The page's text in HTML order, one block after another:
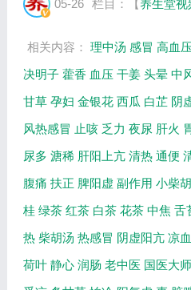
05-26 栏目：【养生堂视
相关内容： 理中汤 感冒 高血
决明子 藿香 血压 干姜 头晕 中
甘草 孕妇 金银花 西瓜 白芷 阴
风热感冒 止咳 乏力 夜尿 肝火
尿多 溏稀 肝阳上亢 清热 通便
腹痛 扶正 脾阳虚 副作用 小柴
桂 绿茶 红茶 白茶 花茶 中焦 舌
热 柴胡汤 热感冒 阴虚阳亢 凉血
荷叶 静心 润肠 老中医 国医大师